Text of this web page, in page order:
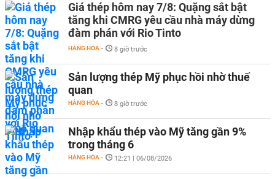
Giá thép hôm nay 7/8: Quặng sắt bật
tăng khi CMRG yêu cầu nhà máy dừng
đàm phán với Rio Tinto
HÀNG HÓA - 8 giờ trước
Sản lượng thép Mỹ phục hồi nhờ thuế
quan
HÀNG HÓA - 8 giờ trước
Nhập khẩu thép vào Mỹ tăng gần 9%
trong tháng 6
HÀNG HÓA - 12:21 | 06/08/2026